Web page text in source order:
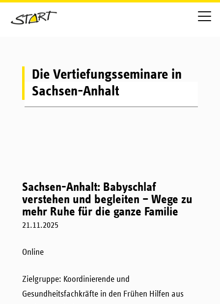
Die Vertiefungsseminare in
Sachsen-Anhalt
Sachsen-Anhalt: Babyschlaf
verstehen und begleiten – Wege zu
mehr Ruhe für die ganze Familie
21.11.2025
Online
Zielgruppe: Koordinierende und
Gesundheitsfachkräfte in den Frühen Hilfen aus